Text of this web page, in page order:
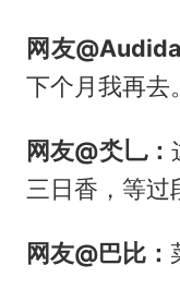
网友
下个月我再去。
网友@氼乚：
三日香，等过
网友@巴比：